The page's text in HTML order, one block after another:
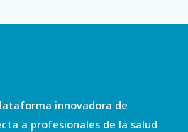
innovadora de
a profesionales de la salud